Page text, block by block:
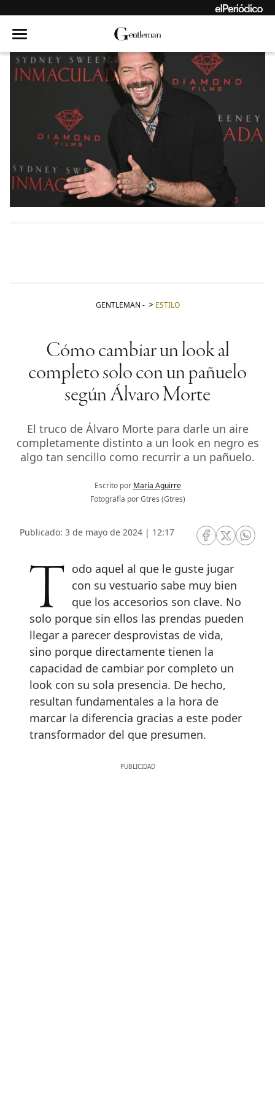
GENTLEMAN - ESTILO
Cómo cambiar un look al
completo solo con un pañuelo
según Álvaro Morte
El truco de Álvaro Morte para darle un aire
completamente distinto a un look en negro es
algo tan sencillo como recurrir a un pañuelo.
Escrito por María Aguirre
Fotografía por Gtres (Gtres)
Publicado: 3 de mayo de 2024 | 12:17
RRSS Facebook
RRSSRRSS
Todo aquel al que le guste jugar con su vestuario sabe muy bien
que los accesorios son clave. No
solo porque sin ellos las prendas pueden
llegar a parecer desprovistas de vida,
sino porque directamente tienen la
capacidad de cambiar por completo un
look con su sola presencia. De hecho,
resultan fundamentales a la hora de
marcar la diferencia gracias a este poder
transformador del que presumen.